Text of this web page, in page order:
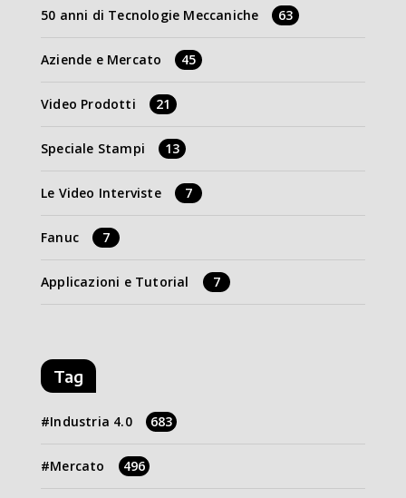
50 anni di Tecnologie Meccaniche 63
Aziende e Mercato 45
Video Prodotti 21
Speciale Stampi 13
Le Video Interviste 7
Fanuc 7
Applicazioni e Tutorial 7
Tag
Industria 4.0 683
Mercato 496